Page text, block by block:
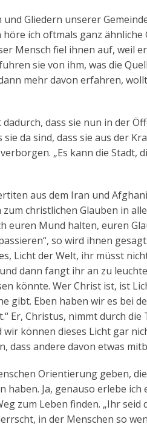
Gliedern unserer
ich oftmals ganz ähnliche
Mensch fiel ihnen auf, weil
sie von ihm, was die
mehr davon erfahren,
dass sie nun in der
da sind, dass sie aus der
„Es kann die Stadt,
aus dem Iran und
christlichen Glauben in
euren Mund halten, euren
so wird ihnen
Licht der Welt, ihr müsst
dann fangt ihr an zu
könnte. Wer Christ ist, ist
gibt. Eben haben wir es bei
Er, Christus, nimmt durch
können dieses Licht gar
dass andere davon etwas
Orientierung geben,
Ja, genauso erlebe ich
zum Leben finden. „Ihr seid
in der Menschen so